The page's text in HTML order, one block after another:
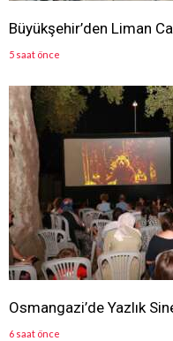
Büyükşehir’den Liman
5 saat önce
Osmangazi’de Yazlık
6 saat önce